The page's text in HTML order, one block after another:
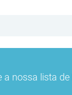
a nossa lista de